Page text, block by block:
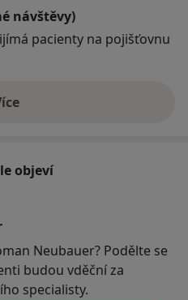
návštěvy)
pacienty na pojišťovnu
o adrese
objeví
Neubauer? Podělte se
budou vděční za
specialisty.